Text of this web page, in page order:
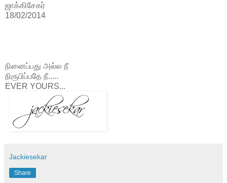
ஜாக்கிசேகர்
18/02/2014
நினைப்பது அல்ல நீ
நிரூபிப்பதே நீ.....
EVER YOURS...
Jackiesekar
Share